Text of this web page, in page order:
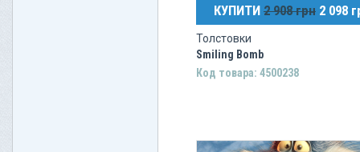
КУПИТИ 2 908 грн 2 098
Толстовки
Smiling Bomb
Код товара: 4500238